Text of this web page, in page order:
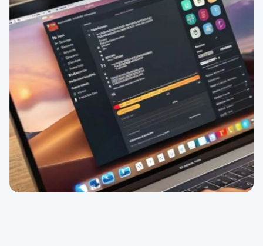
d’un besoin spécifique. Notre centre est situé au
1 avenue de la Cristallerie, 92310 à Sèvres.
L’entrée au bâtiment permet l’accès en fauteuil
roulant.
Métro
Pont de Sèvres -Bus
Écrivez-nous àadmin@beelixacademy.com.
Votre message sera traité en toute
confidentialité, par notre référente Aurélie
qui prendra contact avec vous.